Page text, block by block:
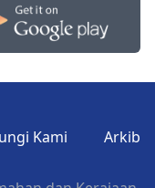
Kami Arkib